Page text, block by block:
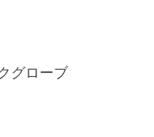
グローブ